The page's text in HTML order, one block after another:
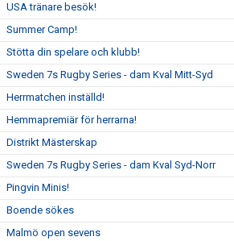
USA tränare besök!
Summer Camp!
Stötta din spelare och klubb!
Sweden 7s Rugby Series - dam Kval Mitt-Syd
Herrmatchen inställd!
Hemmapremiär för herrarna!
Distrikt Mästerskap
Sweden 7s Rugby Series - dam Kval Syd-Norr
Pingvin Minis!
Boende sökes
Malmö open sevens